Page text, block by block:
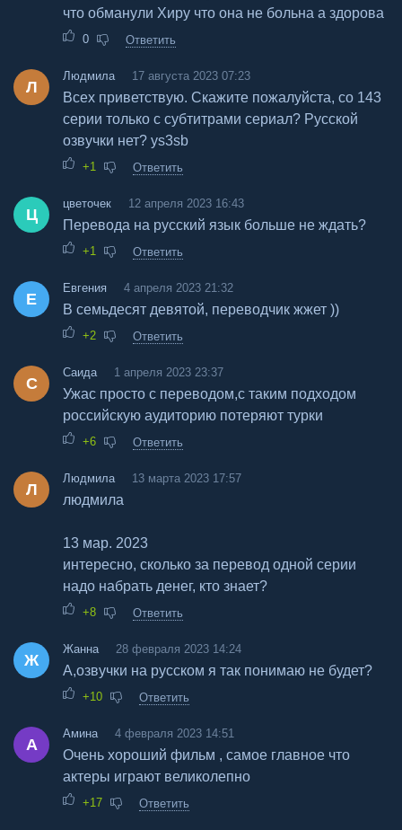
что обманули Хиру что она не больна а здорова
0 Ответить
Л
Людмила 17 августа 2023 07:23
Всех приветствую. Скажите пожалуйста, со 143
серии только с субтитрами сериал? Русской
озвучки нет? ys3sb
+1 Ответить
Ц
цветочек 12 апреля 2023 16:43
Перевода на русский язык больше не ждать?
+1 Ответить
Е
Евгения 4 апреля 2023 21:32
В семьдесят девятой, переводчик жжет ))
+2 Ответить
С
Саида 1 апреля 2023 23:37
Ужас просто с переводом,с таким подходом
российскую аудиторию потеряют турки
+6 Ответить
Л
Людмила 13 марта 2023 17:57
людмила
13 мар. 2023
интересно, сколько за перевод одной серии
надо набрать денег, кто знает?
+8 Ответить
Ж
Жанна 28 февраля 2023 14:24
А,озвучки на русском я так понимаю не будет?
+10 Ответить
А
Амина 4 февраля 2023 14:51
Очень хороший фильм , самое главное что
актеры играют великолепно
+17 Ответить